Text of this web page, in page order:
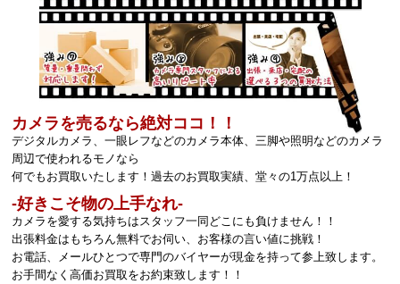
カメラを売るなら絶対ココ！！
デジタルカメラ、一眼レフなどのカメラ本体、三脚や照明などのカメラ
周辺で使われるモノなら
何でもお買取いたします！過去のお買取実績、堂々の1万点以上！
‐好きこそ物の上手なれ‐
カメラを愛する気持ちはスタッフ一同どこにも負けません！！
出張料金はもちろん無料でお伺い、お客様の言い値に挑戦！
お電話、メールひとつで専門のバイヤーが現金を持って参上致します。
お手間なく高価お買取をお約束致します！！